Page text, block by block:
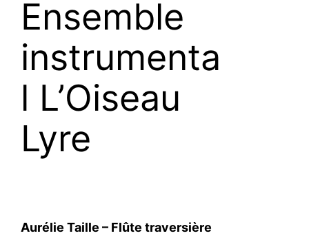
Ensemble
instrumenta
l L’Oiseau
Lyre
Aurélie Taille – Flûte traversière